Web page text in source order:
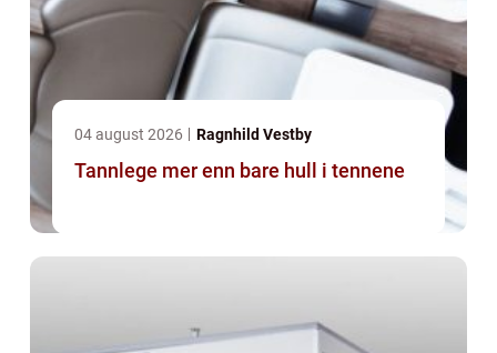
04 august 2026 Ragnhild Vestby
Tannlege mer enn bare hull i tennene